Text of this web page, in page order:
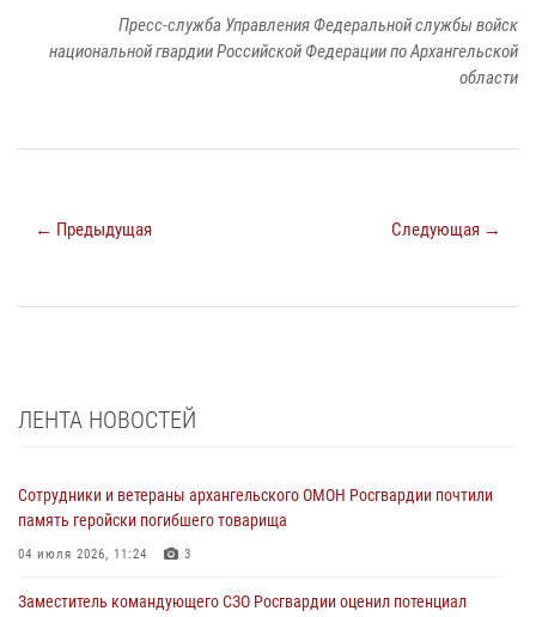
Пресс-служба Управления Федеральной службы войск
национальной гвардии Российской Федерации по Архангельской
области
← Предыдущая Следующая →
ЛЕНТА НОВОСТЕЙ
Сотрудники и ветераны архангельского ОМОН Росгвардии почтили
память геройски погибшего товарища
04 июля 2026, 11:24 3
Заместитель командующего СЗО Росгвардии оценил потенциал